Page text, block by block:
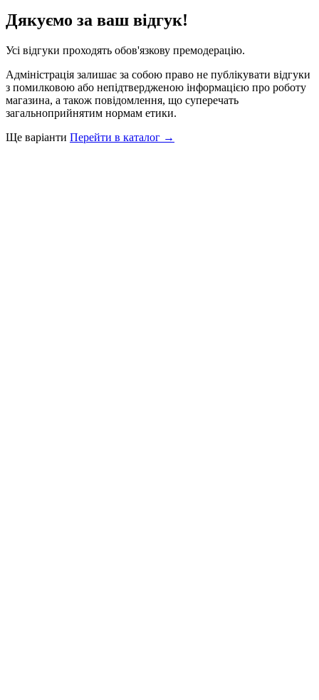
Дякуємо за ваш відгук!
Усі відгуки проходять обов'язкову премодерацію.
Адміністрація залишає за собою право не публікувати відгуки
з помилковою або непідтвердженою інформацією про роботу
магазина, а також повідомлення, що суперечать
загальноприйнятим нормам етики.
Ще варіанти Перейти в каталог →